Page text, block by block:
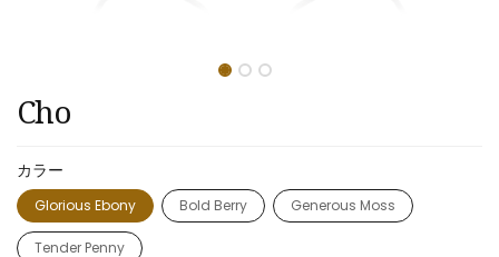
Cho
カラー
Glorious Ebony Bold Berry Generous Moss
Tender Penny